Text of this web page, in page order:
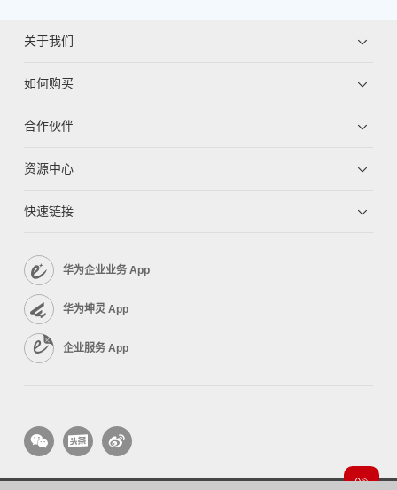
关于我们
如何购买
合作伙伴
资源中心
快速链接
华为企业业务 App
华为坤灵 App
企业服务 App